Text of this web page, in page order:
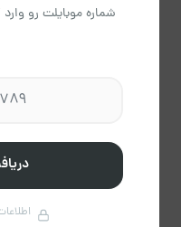
عضویت
شماره موبایلت رو